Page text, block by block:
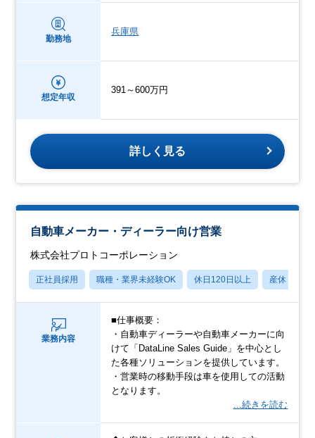
勤務地
兵庫県
想定年収
391～600万円
詳しく見る
自動車メーカー・ディーラー向け営業
株式会社プロトコーポレーション
正社員採用 職種・業界未経験OK 休日120日以上 産休・育休
業務内容
■仕事概要：
・自動車ディーラーや自動車メーカーに向
けて「DataLine Sales Guide」を中心とし
た各種ソリューションを提供しています。
・営業時の移動手段は車を使用しての活動
となります。
…続きを読む